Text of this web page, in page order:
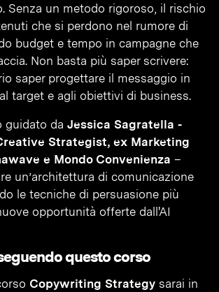
Senza un metodo rigoroso, il rischio
che si perdono nel rumore di
budget e tempo in campagne che
Non basta più saper scrivere:
saper progettare il messaggio in
target e agli obiettivi di business.
guidato da Jessica Sagratella -
Strategist, ex Marketing
e Mondo Convenienza –
un’architettura di comunicazione
le tecniche di persuasione più
opportunità offerte dall'AI
questo corso
Copywriting Strategy sarai in